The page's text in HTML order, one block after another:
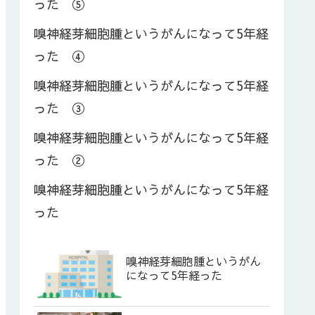
った ⑤
嗅神経芽細胞腫というがんになって5年経
った ④
嗅神経芽細胞腫というがんになって5年経
った ③
嗅神経芽細胞腫というがんになって5年経
った ②
嗅神経芽細胞腫というがんになって5年経
った
嗅神経芽細胞腫というがん
になって5年経った